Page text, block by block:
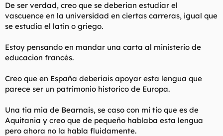
De ser verdad, creo que se deberian estudiar el
vascuence en la universidad en ciertas carreras, igual que
se estudia el latin o griego.
Estoy pensando en mandar una carta al ministerio de
educacion francés.
Creo que en España deberiais apoyar esta lengua que
parece ser un patrimonio historico de Europa.
Una tia mia de Bearnais, se caso con mi tio que es de
Aquitania y creo que de pequeño hablaba esta lengua
pero ahora no la habla fluidamente.